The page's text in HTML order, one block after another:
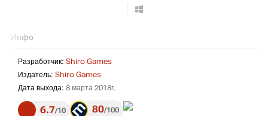
Инфо
Разработчик: Shiro Games
Издатель: Shiro Games
Дата выхода: 8 марта 2018г.
6.7 10 80 100